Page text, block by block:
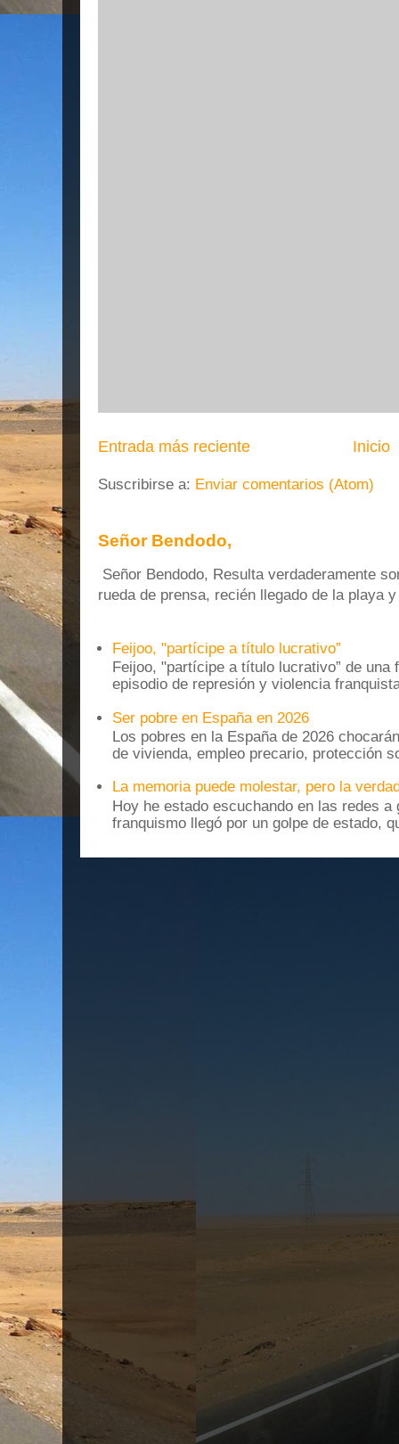
Entrada más reciente Inicio
Suscribirse a: Enviar comentarios (Atom)
Señor Bendodo,
Señor Bendodo, Resulta verdaderamente
rueda de prensa, recién llegado de la playa
Feijoo, "partícipe a título lucrativo”
Feijoo, "partícipe a título lucrativo” de una
episodio de represión y violencia
Ser pobre en España en 2026
Los pobres en la España de 2026
de vivienda, empleo precario, protección
La memoria puede molestar, pero la
Hoy he estado escuchando en las redes a
franquismo llegó por un golpe de estado,